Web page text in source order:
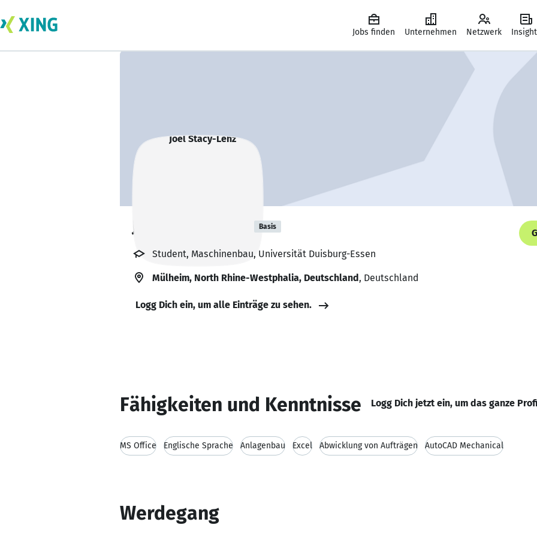
Jobs finden Unternehmen Netzwerk
Joel Stacy-Lenz Basis
Student, Maschinenbau, Universität Duisburg-Essen
Mülheim, North Rhine-Westphalia, Deutschland, Deutschland
Logg Dich ein, um alle Einträge zu sehen.
Fähigkeiten und Kenntnisse Logg Dich jetzt ein, um das ganze
MS Office Englische Sprache Anlagenbau Excel Abwicklung von Aufträgen AutoCAD Mechanical
Werdegang